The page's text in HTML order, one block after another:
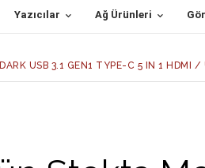
Yazıcılar Ağ Ürünleri
DARK USB 3.1 GEN1 TYPE-C 5 IN 1